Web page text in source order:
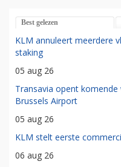
Best gelezen
KLM annuleert meerdere
staking
05 aug 26
Transavia opent
Brussels Airport
05 aug 26
KLM stelt eerste
06 aug 26